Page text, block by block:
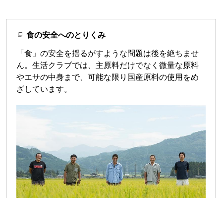
食の安全へのとりくみ
「食」の安全を揺るがすような問題は後を絶ちませ
ん。生活クラブでは、主原料だけでなく微量な原料
やエサの中身まで、可能な限り国産原料の使用をめ
ざしています。